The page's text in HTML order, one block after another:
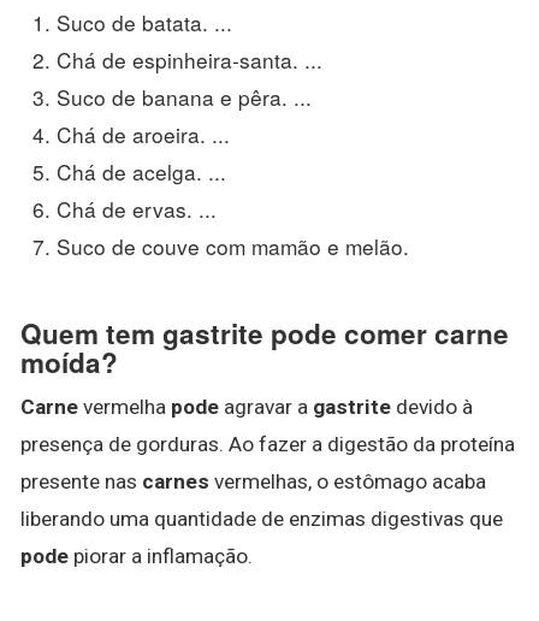
Suco de batata. ...
Chá de espinheira-santa. ...
Suco de banana e pêra. ...
Chá de aroeira. ...
Chá de acelga. ...
Chá de ervas. ...
Suco de couve com mamão e melão.
Quem tem gastrite pode comer carne
moída?
Carne vermelha pode agravar a gastrite devido à
presença de gorduras. Ao fazer a digestão da proteína
presente nas carnes vermelhas, o estômago acaba
liberando uma quantidade de enzimas digestivas que
pode piorar a inflamação.